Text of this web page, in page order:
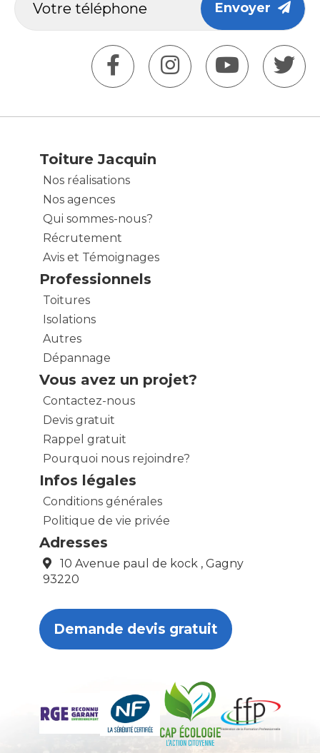
Envoyer
Toiture Jacquin
Nos réalisations
Nos agences
Qui sommes-nous?
Récrutement
Avis et Témoignages
Professionnels
Toitures
Isolations
Autres
Dépannage
Vous avez un projet?
Contactez-nous
Devis gratuit
Rappel gratuit
Pourquoi nous rejoindre?
Infos légales
Conditions générales
Politique de vie privée
Adresses
10 Avenue paul de kock , Gagny
93220
Demande devis gratuit